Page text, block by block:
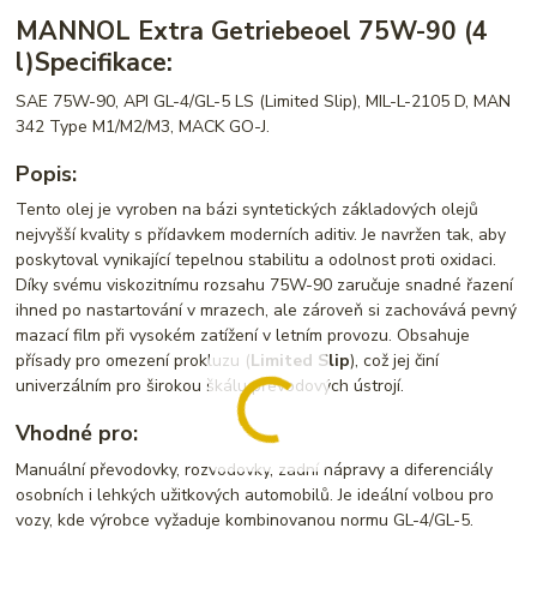
MANNOL Extra Getriebeoel 75W-90 (4
l)Specifikace:
SAE 75W-90, API GL-4/GL-5 LS (Limited Slip), MIL-L-2105 D, MAN
342 Type M1/M2/M3, MACK GO-J.
Popis:
Tento olej je vyroben na bázi syntetických základových olejů
nejvyšší kvality s přídavkem moderních aditiv. Je navržen tak, aby
poskytoval vynikající tepelnou stabilitu a odolnost proti oxidaci.
Díky svému viskozitnímu rozsahu 75W-90 zaručuje snadné řazení
ihned po nastartování v mrazech, ale zároveň si zachovává pevný
mazací film při vysokém zatížení v letním provozu. Obsahuje
přísady pro omezení prokluzu (Limited Slip), což jej činí
univerzálním pro širokou škálu převodových ústrojí.
Vhodné pro:
Manuální převodovky, rozvodovky, zadní nápravy a diferenciály
osobních i lehkých užitkových automobilů. Je ideální volbou pro
vozy, kde výrobce vyžaduje kombinovanou normu GL-4/GL-5.